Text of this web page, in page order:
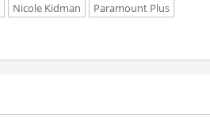
Nicole Kidman
Paramount Plus